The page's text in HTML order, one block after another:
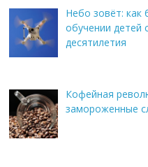
Небо зовёт: как
обучении детей
десятилетия
Кофейная
замороженные